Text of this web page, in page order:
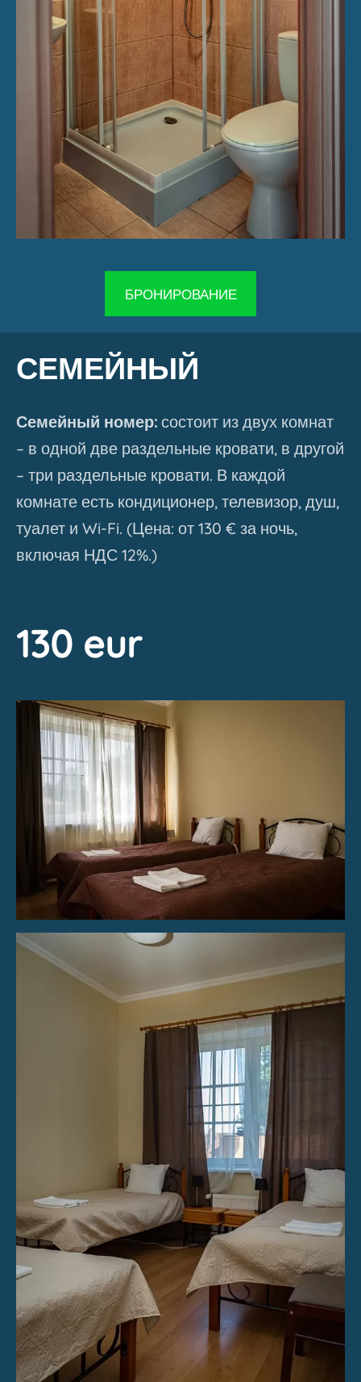
​БРОНИРОВАНИЕ​
СЕМЕЙНЫЙ
Семейный номер: состоит из двух комнат
– в одной две раздельные кровати, в другой
– три раздельные кровати. В каждой
комнате есть кондиционер, телевизор, душ,
туалет и Wi-Fi. (Цена: от 130 € за ночь,
включая НДС 12%.)
130 eur